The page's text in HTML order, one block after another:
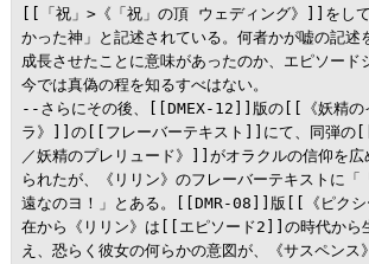
[[「祝」>《「祝」の頂 ウェディング》]]をし
かった神」と記述されている。何者かが嘘の記述
成長させたことに意味があったのか、エピソード
今では真偽の程を知るすべはない。
--さらにその後、[[DMEX-12]]版の[[《妖精の
ラ》]]の[[フレーバーテキスト]]にて、同弾の[[
／妖精のプレリュード》]]がオラクルの信仰を広
られたが、《リリン》のフレーバーテキストに「
遠なのヨ！」とある。[[DMR-08]]版[[《ピク
在から《リリン》は[[エピソード2]]の時代から
え、恐らく彼女の何らかの意図が、《サスペンス